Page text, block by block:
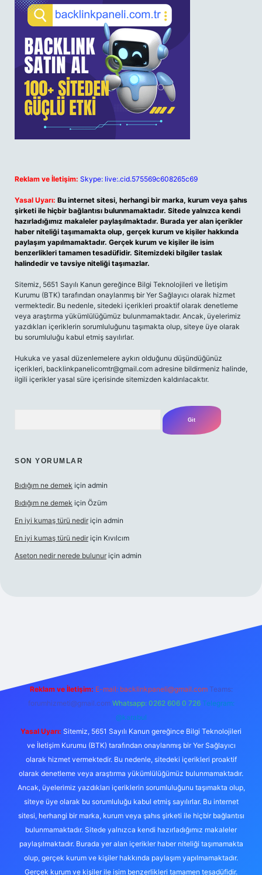
Reklam ve İletişim: Skype: live:.cid.575569c608265c69
Yasal Uyarı: Bu internet sitesi, herhangi bir marka, kurum veya şahıs
şirketi ile hiçbir bağlantısı bulunmamaktadır. Sitede yalnızca kendi
hazırladığımız makaleler paylaşılmaktadır. Burada yer alan içerikler
haber niteliği taşımamakta olup, gerçek kurum ve kişiler hakkında
paylaşım yapılmamaktadır. Gerçek kurum ve kişiler ile isim
benzerlikleri tamamen tesadüfidir. Sitemizdeki bilgiler taslak
halindedir ve tavsiye niteliği taşımazlar.
Sitemiz, 5651 Sayılı Kanun gereğince Bilgi Teknolojileri ve İletişim
Kurumu (BTK) tarafından onaylanmış bir Yer Sağlayıcı olarak hizmet
vermektedir. Bu nedenle, sitedeki içerikleri proaktif olarak denetleme
veya araştırma yükümlülüğümüz bulunmamaktadır. Ancak, üyelerimiz
yazdıkları içeriklerin sorumluluğunu taşımakta olup, siteye üye olarak
bu sorumluluğu kabul etmiş sayılırlar.
Hukuka ve yasal düzenlemelere aykırı olduğunu düşündüğünüz
içerikleri, backlinkpanelicomtr@gmail.com adresine bildirmeniz halinde,
ilgili içerikler yasal süre içerisinde sitemizden kaldırılacaktır.
SON YORUMLAR
Bıdığım ne demek için admin
Bıdığım ne demek için Özüm
En iyi kumaş türü nedir için admin
En iyi kumaş türü nedir için Kıvılcım
Aseton nedir nerede bulunur için admin
Reklam ve İletişim: E-mail: backlinkpaneli@gmail.com Teams:
forumhizmeti@gmail.com Whatsapp: 0262 606 0 726 Telegram:
@karabul
Yasal Uyarı: Sitemiz, 5651 Sayılı Kanun gereğince Bilgi Teknolojileri
ve İletişim Kurumu (BTK) tarafından onaylanmış bir Yer Sağlayıcı
olarak hizmet vermektedir. Bu nedenle, sitedeki içerikleri proaktif
olarak denetleme veya araştırma yükümlülüğümüz bulunmamaktadır.
Ancak, üyelerimiz yazdıkları içeriklerin sorumluluğunu taşımakta olup,
siteye üye olarak bu sorumluluğu kabul etmiş sayılırlar. Bu internet
sitesi, herhangi bir marka, kurum veya şahıs şirketi ile hiçbir bağlantısı
bulunmamaktadır. Sitede yalnızca kendi hazırladığımız makaleler
paylaşılmaktadır. Burada yer alan içerikler haber niteliği taşımamakta
olup, gerçek kurum ve kişiler hakkında paylaşım yapılmamaktadır.
Gerçek kurum ve kişiler ile isim benzerlikleri tamamen tesadüfidir.